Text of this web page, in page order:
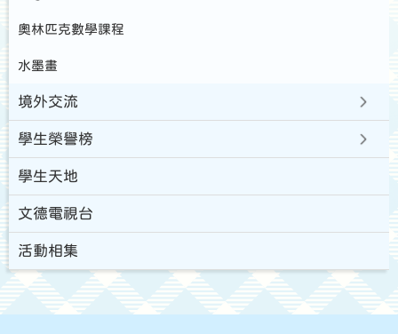
奧林匹克數學課程
水墨畫
境外交流
學生榮譽榜
學生天地
文德電視台
活動相集